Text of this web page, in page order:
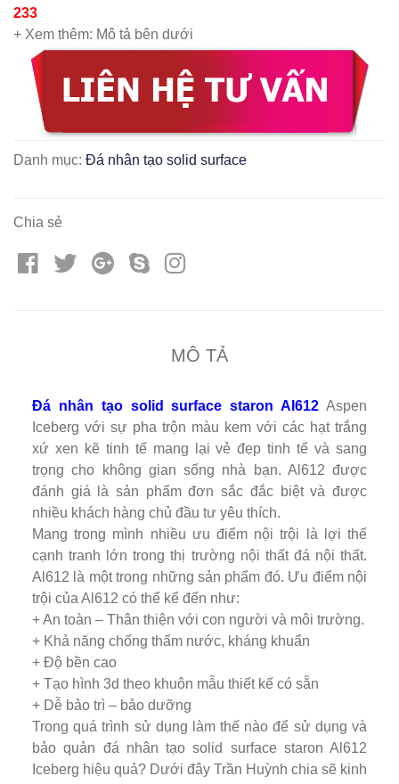
233
+ Xem thêm: Mô tả bên dưới
Danh mục: Đá nhân tạo solid surface
Chia sẻ
MÔ TẢ
Đá nhân tạo solid surface staron AI612 Aspen
Iceberg với sự pha trộn màu kem với các hạt trắng
xứ xen kẽ tinh tế mang lại vẻ đẹp tinh tế và sang
trọng cho không gian sống nhà bạn. Al612 được
đánh giá là sản phẩm đơn sắc đắc biệt và được
nhiều khách hàng chủ đầu tư yêu thích.
Mang trong mình nhiều ưu điểm nội trội là lợi thế
cạnh tranh lớn trong thị trường nội thất đá nội thất.
Al612 là một trong những sản phẩm đó. Ưu điểm nội
trội của Al612 có thể kể đến như:
+ An toàn – Thân thiện với con người và môi trường.
+ Khả năng chống thấm nước, kháng khuẩn
+ Độ bền cao
+ Tạo hình 3d theo khuôn mẫu thiết kế có sẵn
+ Dễ bảo trì – bảo dưỡng
Trong quá trình sử dụng làm thế nào để sử dụng và
bảo quản đá nhân tạo solid surface staron Al612
Iceberg hiệu quả? Dưới đây Trần Huỳnh chia sẽ kinh